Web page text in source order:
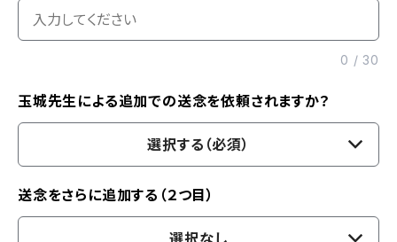
0 /30
玉城先生による追加での送念を依頼されますか？
選択する（必須）
送念をさらに追加する（２つ目）
選択なし